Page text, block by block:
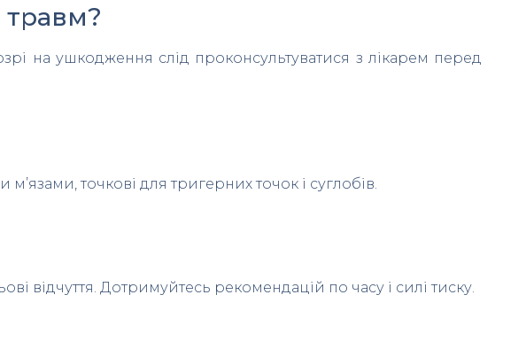
на ушкодження слід проконсультуватися з лікарем перед
точкові для тригерних точок і суглобів.
відчуття. Дотримуйтесь рекомендацій по часу і силі тиску.